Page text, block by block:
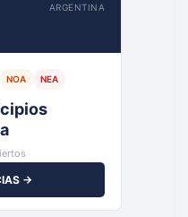
ARGENTINA
NOA NEA
→